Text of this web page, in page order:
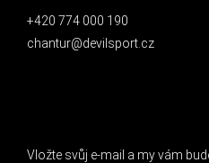
+420 774 000 190
chantur@devilsport.cz
Vložte svůj e-mail a my vám